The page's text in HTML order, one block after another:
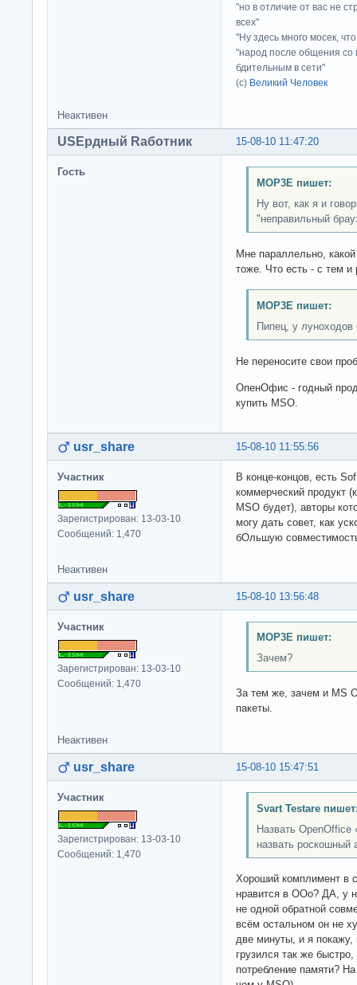
"но в отличие от вас не
всех"
"Ну здесь много мосек,
"народ после общения со
бдительным в сети"
(с) Великий Человек
Неактивен
15-08-10 11:47:20
USEрдный Rаботник
Гость
MOP3E пишет:
Ну вот, как я и
"неправильный
Мне параллельно,
тоже. Что есть - с тем
MOP3E пишет:
Пипец, у луноходов
Не переносите свои
ОпенОфис - годный
купить MSO.
15-08-10 11:55:56
usr_share
Участник
Зарегистрирован: 13-03-10
Сообщений: 1,470
В конце-концов, есть
коммерческий продукт
MSO будет), авторы
могу дать совет, как
бОльшую
Неактивен
15-08-10 13:56:48
usr_share
Участник
Зарегистрирован: 13-03-10
Сообщений: 1,470
MOP3E пишет:
Зачем?
За тем же, зачем и MS
пакеты.
Неактивен
15-08-10 15:47:51
usr_share
Участник
Зарегистрирован: 13-03-10
Сообщений: 1,470
Svart Testare
Назвать
назвать роскошный
Хороший комплимент в
нравится в OOo? ДА, у
не одной обратной
всём остальном он не
две минуты, и я
грузился так же
потребление памяти?